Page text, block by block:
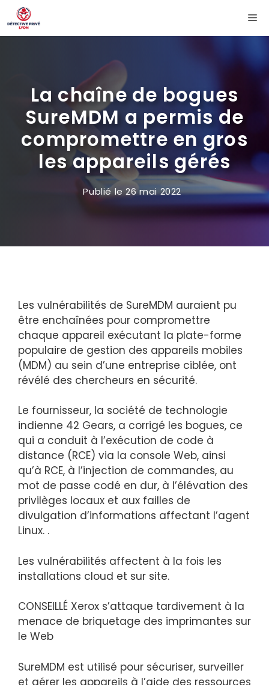
Aller
au
contenu
La chaîne de bogues
SureMDM a permis de
compromettre en gros
les appareils gérés
Publié le26 mai 2022
Les vulnérabilités de SureMDM auraient pu
être enchaînées pour compromettre
chaque appareil exécutant la plate-forme
populaire de gestion des appareils mobiles
(MDM) au sein d’une entreprise ciblée, ont
révélé des chercheurs en sécurité.
Le fournisseur, la société de technologie
indienne 42 Gears, a corrigé les bogues, ce
qui a conduit à l’exécution de code à
distance (RCE) via la console Web, ainsi
qu’à RCE, à l’injection de commandes, au
mot de passe codé en dur, à l’élévation des
privilèges locaux et aux failles de
divulgation d’informations affectant l’agent
Linux. .
Les vulnérabilités affectent à la fois les
installations cloud et sur site.
CONSEILLÉ Xerox s’attaque tardivement à la
menace de briquetage des imprimantes sur
le Web
SureMDM est utilisé pour sécuriser, surveiller
et gérer les appareils à l’aide des ressources